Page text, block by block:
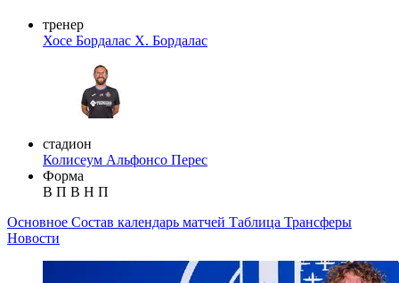
тренер
Хосе Бордалас Х. Бордалас
стадион
Колисеум Альфонсо Перес
Форма
В П В Н П
Основное Состав календарь матчей Таблица Трансферы
Новости